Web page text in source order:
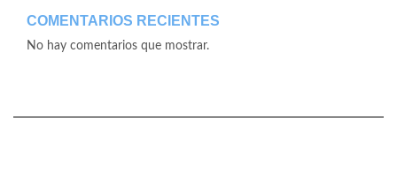
COMENTARIOS RECIENTES
No hay comentarios que mostrar.